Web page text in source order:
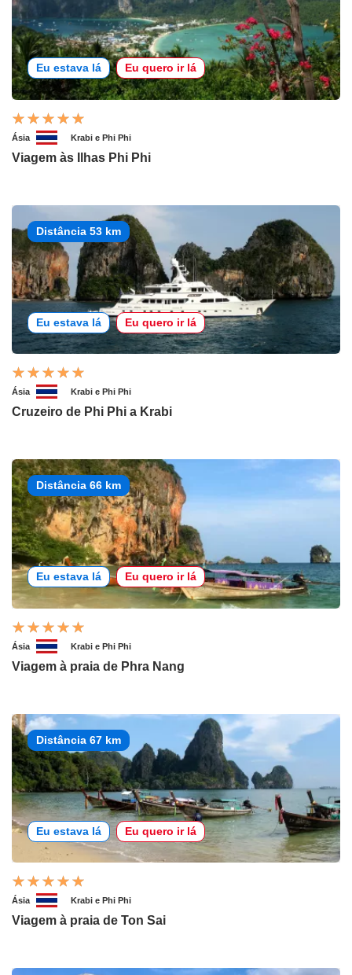
Eu estava lá Eu quero ir lá
Ásia Krabi e Phi Phi
Viagem às Ilhas Phi Phi
Distância 53 km
Eu estava lá Eu quero ir lá
Ásia Krabi e Phi Phi
Cruzeiro de Phi Phi a Krabi
Distância 66 km
Eu estava lá Eu quero ir lá
Ásia Krabi e Phi Phi
Viagem à praia de Phra Nang
Distância 67 km
Eu estava lá Eu quero ir lá
Ásia Krabi e Phi Phi
Viagem à praia de Ton Sai